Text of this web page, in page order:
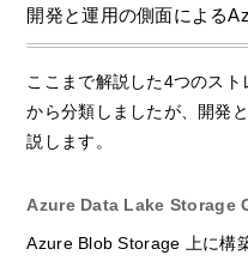
開発と運用の側面による
ここまで解説した4つのス
から分類しましたが、開発
説します。
Azure Data Lake Storage
Azure Blob Storage 上に構